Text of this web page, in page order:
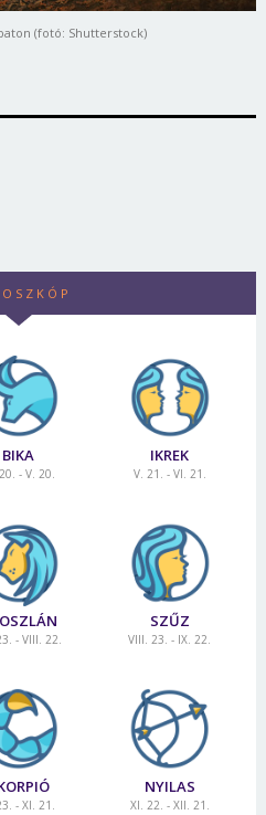
(fotó: Shutterstock)
BIKA
- V. 20.
IKREK
V. 21. - VI. 21.
- VIII. 22.
SZŰZ
VIII. 23. - IX. 22.
- XI. 21.
NYILAS
XI. 22. - XII. 21.